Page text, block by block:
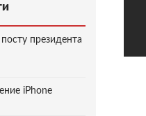
президента
iPhone